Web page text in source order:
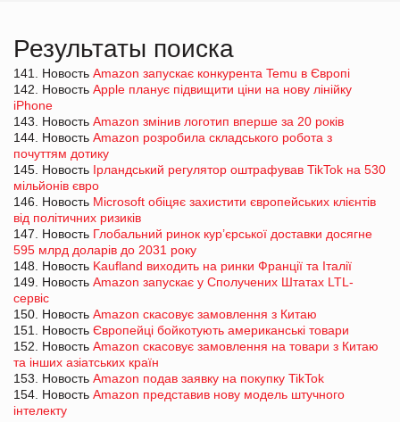
Результаты поиска
141. Новость Amazon запускає конкурента Temu в Європі
142. Новость Apple планує підвищити ціни на нову лінійку
iPhone
143. Новость Amazon змінив логотип вперше за 20 років
144. Новость Amazon розробила складського робота з
почуттям дотику
145. Новость Ірландський регулятор оштрафував TikTok на 530
мільйонів євро
146. Новость Microsoft обіцяє захистити європейських клієнтів
від політичних ризиків
147. Новость Глобальний ринок кур’єрської доставки досягне
595 млрд доларів до 2031 року
148. Новость Kaufland виходить на ринки Франції та Італії
149. Новость Amazon запускає у Сполучених Штатах LTL-
сервіс
150. Новость Amazon скасовує замовлення з Китаю
151. Новость Європейці бойкотують американські товари
152. Новость Amazon скасовує замовлення на товари з Китаю
та інших азіатських країн
153. Новость Amazon подав заявку на покупку TikTok
154. Новость Amazon представив нову модель штучного
інтелекту